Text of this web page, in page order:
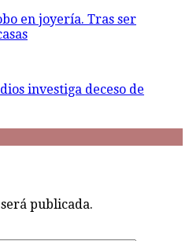
en joyería. Tras ser
investiga deceso de
publicada.